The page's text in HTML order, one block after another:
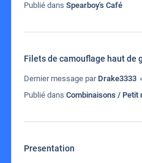
Publié dans Spearboy's Café
Filets de camouflage haut de
Dernier message par Drake3333
Publié dans Combinaisons / Petit
Presentation